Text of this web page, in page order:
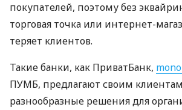
покупателей, поэтому без
торговая точка или интернет-
теряет клиентов.
Такие банки, как ПриватБанк,
ПУМБ, предлагают своим
разнообразные решения для